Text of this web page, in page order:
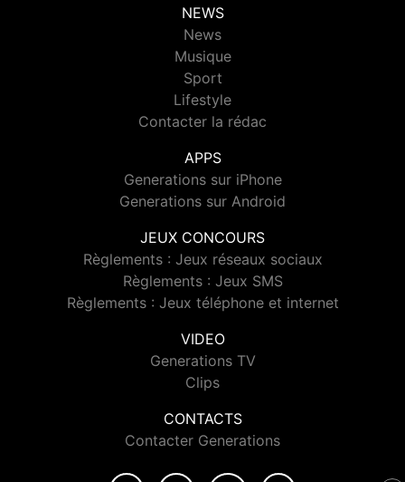
NEWS
News
Musique
Sport
Lifestyle
Contacter la rédac
APPS
Generations sur iPhone
Generations sur Android
JEUX CONCOURS
Règlements : Jeux réseaux sociaux
Règlements : Jeux SMS
Règlements : Jeux téléphone et internet
VIDEO
Generations TV
Clips
CONTACTS
Contacter Generations